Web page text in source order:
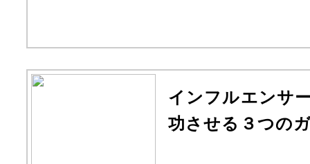
インフルエンサ
功させる３つの